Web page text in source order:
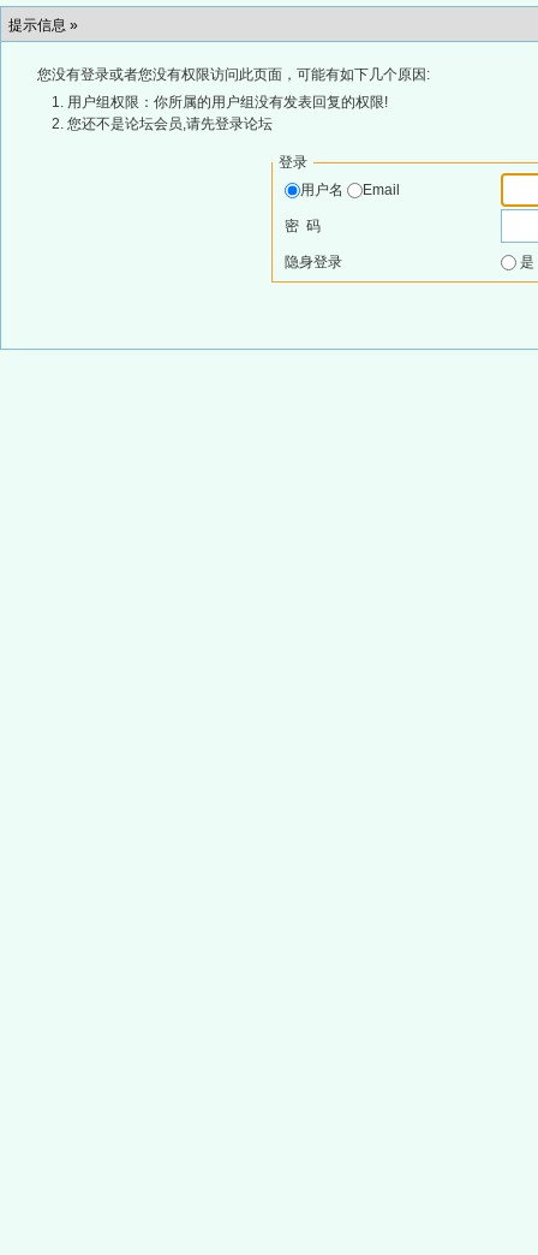
提示信息 »
您没有登录或者您没有权限访问此页面，可能有如下几个原因:
用户组权限：你所属的用户组没有发表回复的权限!
您还不是论坛会员,请先登录论坛
登录
用户名
Email
密 码
隐身登录